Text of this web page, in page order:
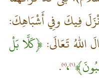
فِيكَ وفِي أَشْبَاهِكَ:
اللهُ تَعَالَى: ﴿كَلَّا بَلْ
(٦) ،(٧) .